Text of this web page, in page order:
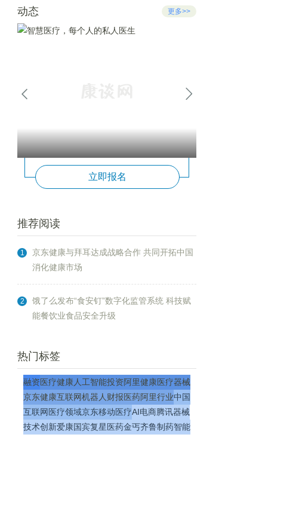
动态 更多>>
立即报名
推荐阅读
1
京东健康与拜耳达成战略合作 共同开拓中国
消化健康市场
2
饿了么发布“食安钉”数字化监管系统 科技赋
能餐饮业食品安全升级
热门标签
融资医疗健康人工智能投资阿里健康医疗器械
京东健康互联网机器人 财报医药阿里行业中国
互联网医疗领域京东移动医疗AI电商腾讯器械
技术创新爱康国宾复星医药金丐齐鲁制药智能